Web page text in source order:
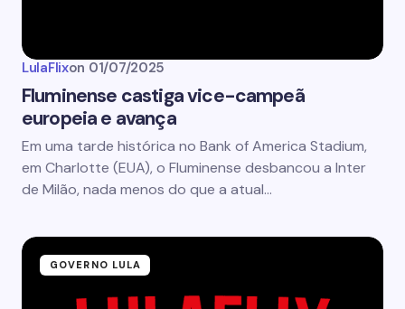
LulaFlixon 01/07/2025
Fluminense castiga vice-campeã
europeia e avança
Em uma tarde histórica no Bank of America Stadium,
em Charlotte (EUA), o Fluminense desbancou a Inter
de Milão, nada menos do que a atual…
GOVERNO LULA